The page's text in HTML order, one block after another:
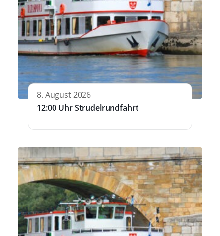
8. August 2026
12:00 Uhr Strudelrundfahrt